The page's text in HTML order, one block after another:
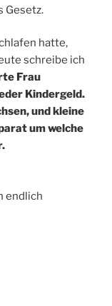
Gesetz.
hatte,
schreibe ich
Frau
Kindergeld.
und kleine
um welche
endlich